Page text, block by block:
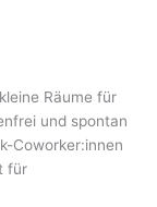
Räume für
und spontan
Coworker:innen
für